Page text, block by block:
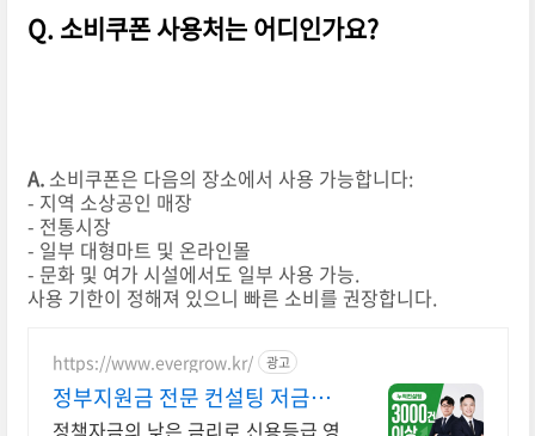
Q. 소비쿠폰 사용처는 어디인가요?
A.소비쿠폰은 다음의 장소에서 사용 가능합니다:
- 지역 소상공인 매장
- 전통시장
- 일부 대형마트 및 온라인몰
- 문화 및 여가 시설에서도 일부 사용 가능.
사용 기한이 정해져 있으니 빠른 소비를 권장합니다.
https://www.evergrow.kr/ 광고
정부지원금 전문 컨설팅 저금리
정책자금 지금 신청